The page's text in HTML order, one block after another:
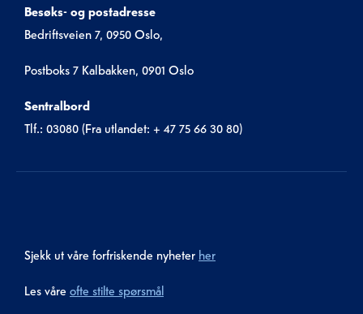
Besøks- og postadresse
Bedriftsveien 7, 0950 Oslo,
Postboks 7 Kalbakken, 0901 Oslo
Sentralbord
Tlf.: 03080 (Fra utlandet: + 47 75 66 30 80)
Sjekk ut våre forfriskende nyheter her
Les våre ofte stilte spørsmål